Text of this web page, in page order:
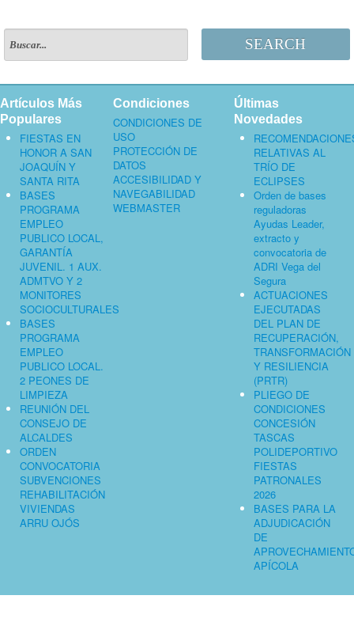
SEARCH
Artículos Más
Populares
FIESTAS EN
HONOR A SAN
JOAQUÍN Y
SANTA RITA
BASES
PROGRAMA
EMPLEO
PUBLICO LOCAL,
GARANTÍA
JUVENIL. 1 AUX.
ADMTVO Y 2
MONITORES
SOCIOCULTURALES
BASES
PROGRAMA
EMPLEO
PUBLICO LOCAL.
2 PEONES DE
LIMPIEZA
REUNIÓN DEL
CONSEJO DE
ALCALDES
ORDEN
CONVOCATORIA
SUBVENCIONES
REHABILITACIÓN
VIVIENDAS
ARRU OJÓS
Condiciones
CONDICIONES DE
USO
PROTECCIÓN DE
DATOS
ACCESIBILIDAD Y
NAVEGABILIDAD
WEBMASTER
Últimas
Novedades
RELATIVAS AL
TRÍO DE
ECLIPSES
Orden de bases
reguladoras
Ayudas Leader,
extracto y
convocatoria de
ADRI Vega del
Segura
ACTUACIONES
EJECUTADAS
DEL PLAN DE
RECUPERACIÓN,
TRANSFORMACIÓN
Y RESILIENCIA
(PRTR)
PLIEGO DE
CONDICIONES
CONCESIÓN
TASCAS
POLIDEPORTIVO
FIESTAS
PATRONALES
2026
BASES PARA LA
ADJUDICACIÓN
DE
APÍCOLA